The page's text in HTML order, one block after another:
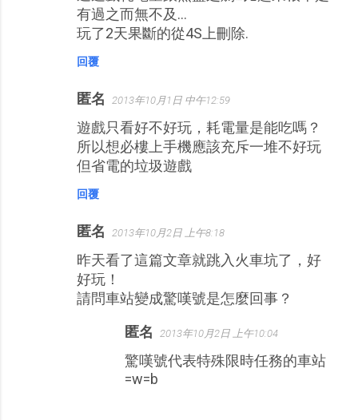
有過之而無不及...
玩了2天果斷的從4S上刪除.
回覆
匿名 2013年10月1日 中午12:59
遊戲只看好不好玩，耗電量是能吃嗎？
所以想必樓上手機應該充斥一堆不好玩
但省電的垃圾遊戲
回覆
匿名 2013年10月2日 上午8:18
昨天看了這篇文章就跳入火車坑了，好
好玩！
請問車站變成驚嘆號是怎麼回事？
匿名 2013年10月2日 上午10:04
驚嘆號代表特殊限時任務的車站
=w=b